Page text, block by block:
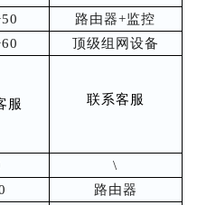
路由器+监控
顶级组网设备
服 联系客服
\
路由器